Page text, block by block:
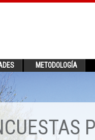
METODOLOGÍA